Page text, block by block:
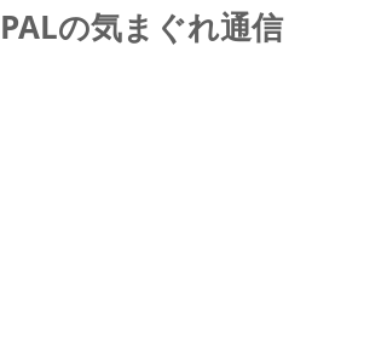
PALの気まぐれ通信